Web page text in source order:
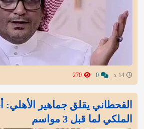
القحطاني يقلق جماهير
الملكي لما قبل 3 مواسم